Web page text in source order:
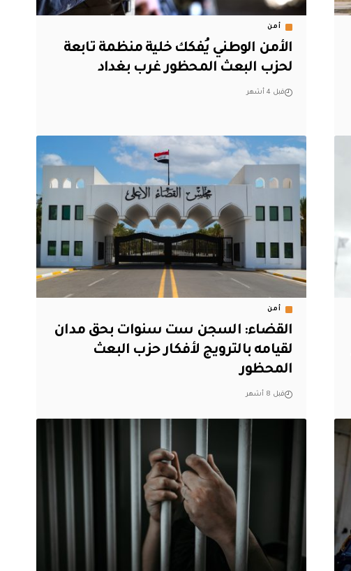
أمن
الأمن الوطني يُفكك خلية منظمة تابعة
لحزب البعث المحظور غرب بغداد
قبل 4 أشهر
أمن
القضاء: السجن ست سنوات بحق مدان
لقيامه بالترويج لأفكار حزب البعث
المحظور
قبل 8 أشهر